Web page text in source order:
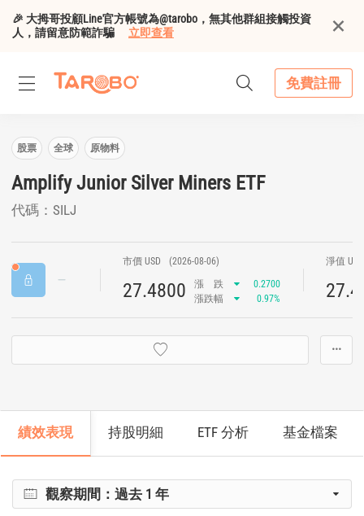
🎉 大拇哥投顧Line官方帳號為@tarobo，無其他群組接觸投資
人，請留意防範詐騙
立即查看
免費註冊
股票 全球 原物料
Amplify Junior Silver Miners ETF
代碼：SILJ
市價 USD (2026-08-06)
27.4800 漲 跌
0.2700
漲跌幅
0.97%
淨值
···
績效表現 持股明細 ETF 分析 基金檔案
觀察期間：過去 1 年